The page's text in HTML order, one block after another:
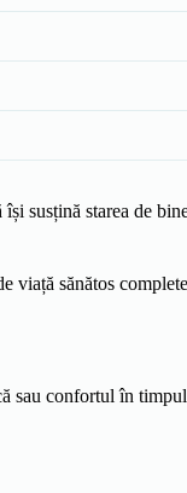
susțină starea de
sănătos
sau confortul în